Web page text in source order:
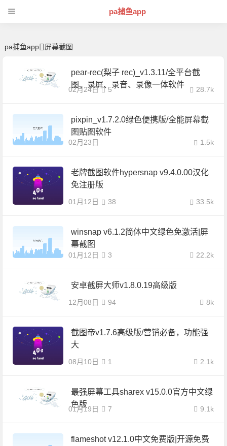
pa捕鱼app
pa捕鱼app 屏幕截图
pear-rec(梨子 rec)_v1.3.11/全平台截
图、录屏、录音、录像一体软件
02月24日 28.7k
5
pixpin_v1.7.2.0绿色便携版/全能屏幕截
图贴图软件
02月23日 1.5k
老牌截图软件hypersnap v9.4.0.00汉化
免注册版
01月12日 33.5k
38
winsnap v6.1.2简体中文绿色免激活|屏
幕截图
01月12日 22.2k
3
安卓截屏大师v1.8.0.19高级版
12月08日 8k
94
截图帝v1.7.6高级版/营销必备，功能强
大
08月10日 2.1k
1
最强屏幕工具sharex v15.0.0官方中文绿
色版
01月19日 9.1k
7
flameshot v12.1.0中文免费版|开源免费